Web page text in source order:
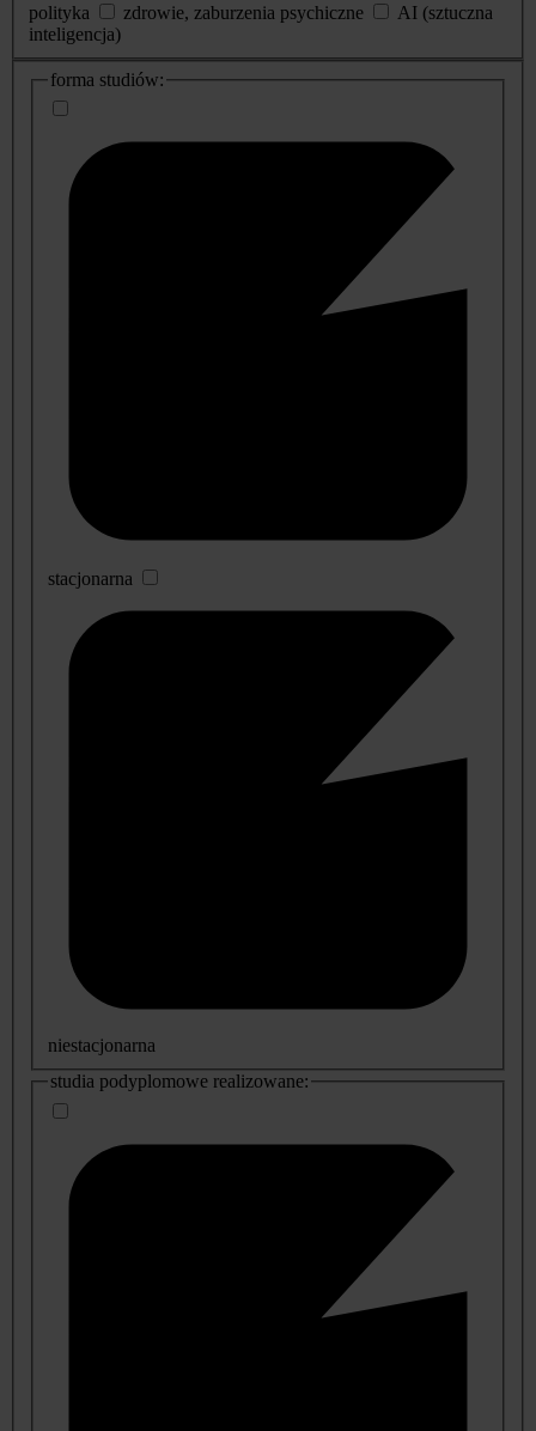
polityka
zdrowie, zaburzenia psychiczne
AI (sztuczna
inteligencja)
dodatkowe
informacje
forma studiów:
stacjonarna
niestacjonarna
studia podyplomowe realizowane: